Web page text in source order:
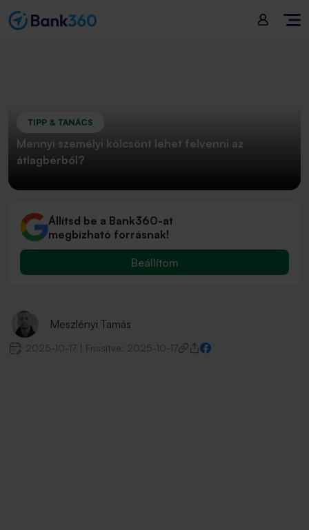
TIPP & TANÁCS
Mennyi személyi kölcsönt lehet felvenni az
átlagbérből?
Állítsd be a Bank360-at
megbízható forrásnak!
Beállítom
Meszlényi Tamás
2025-10-17 Frissítve: 2025-10-17